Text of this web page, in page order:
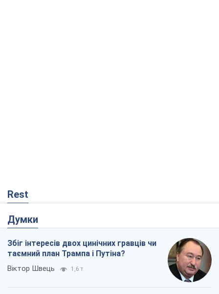
Rest
Думки
Збіг інтересів двох цинічних гравців чи
таємний план Трампа і Путіна?
Віктор Швець 1,6 т.